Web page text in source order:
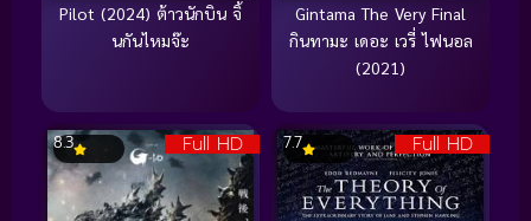
Pilot (2024) ต้าวนักบิน จิ้
นกันไหมจ๊ะ
Gintama The Very Final
กินทามะ เดอะ เวรี่ ไฟนอล
(2021)
Full HD
8.3 Full HD
7.7